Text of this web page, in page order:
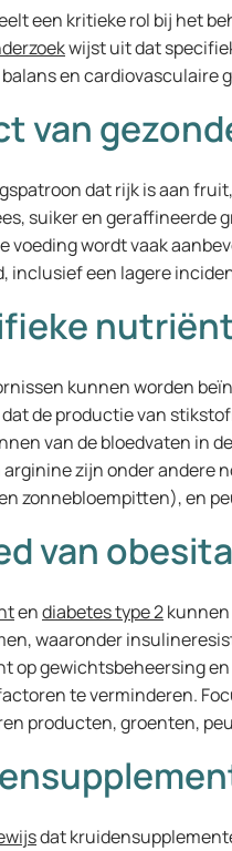
een kritieke rol bij het
wijst uit dat
en cardiovasculaire
van
dat rijk is aan
suiker en geraffineerde
voeding wordt vaak
inclusief een lagere
kunnen worden
de productie van
van de bloedvaten in
arginine zijn onder andere
zonnebloempitten), en
van
endiabetes type 2
waaronder
op gewichtsbeheersing
te verminderen.
producten, groenten,
dat